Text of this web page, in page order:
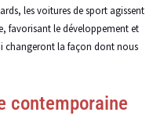
les voitures de sport agissent
favorisant le développement et
changeront la façon dont nous
contemporaine